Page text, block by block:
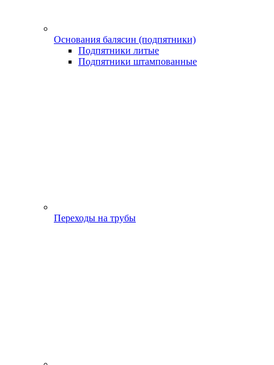
Основания балясин (подпятники)
Подпятники литые
Подпятники штампованные
Переходы на трубы